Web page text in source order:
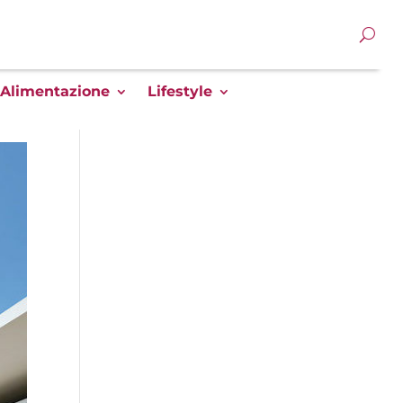
Alimentazione Lifestyle